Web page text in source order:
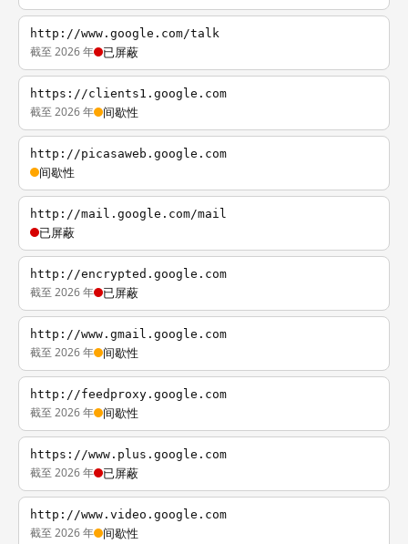
http://www.google.com/talk
截至 2026 年 已屏蔽
https://clients1.google.com
截至 2026 年 间歇性
http://picasaweb.google.com
间歇性
http://mail.google.com/mail
已屏蔽
http://encrypted.google.com
截至 2026 年 已屏蔽
http://www.gmail.google.com
截至 2026 年 间歇性
http://feedproxy.google.com
截至 2026 年 间歇性
https://www.plus.google.com
截至 2026 年 已屏蔽
http://www.video.google.com
截至 2026 年 间歇性